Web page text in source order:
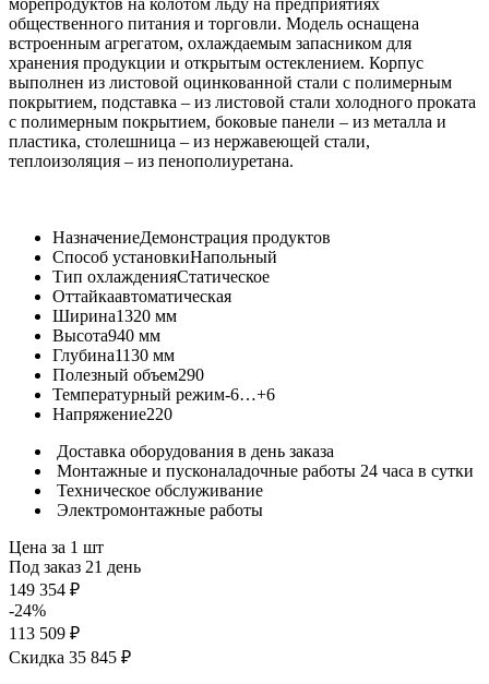
общественного питания и торговли. Модель оснащена
встроенным агрегатом, охлаждаемым запасником для
хранения продукции и открытым остеклением. Корпус
выполнен из листовой оцинкованной стали с полимерным
покрытием, подставка – из листовой стали холодного проката
с полимерным покрытием, боковые панели – из металла и
пластика, столешница – из нержавеющей стали,
теплоизоляция – из пенополиуретана.
НазначениеДемонстрация продуктов
Способ установкиНапольный
Тип охлажденияСтатическое
Оттайкаавтоматическая
Ширина1320 мм
Высота940 мм
Глубина1130 мм
Полезный объем290
Температурный режим-6…+6
Напряжение220
Доставка оборудования в день заказа
Монтажные и пусконаладочные работы 24 часа в сутки
Техническое обслуживание
Электромонтажные работы
Цена за 1 шт
Под заказ 21 день
149 354 ₽
-24%
113 509 ₽
Скидка 35 845 ₽